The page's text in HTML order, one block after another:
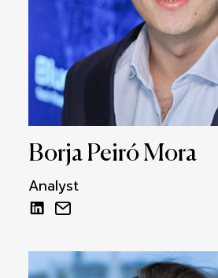
Borja Peiró Mora
Analyst